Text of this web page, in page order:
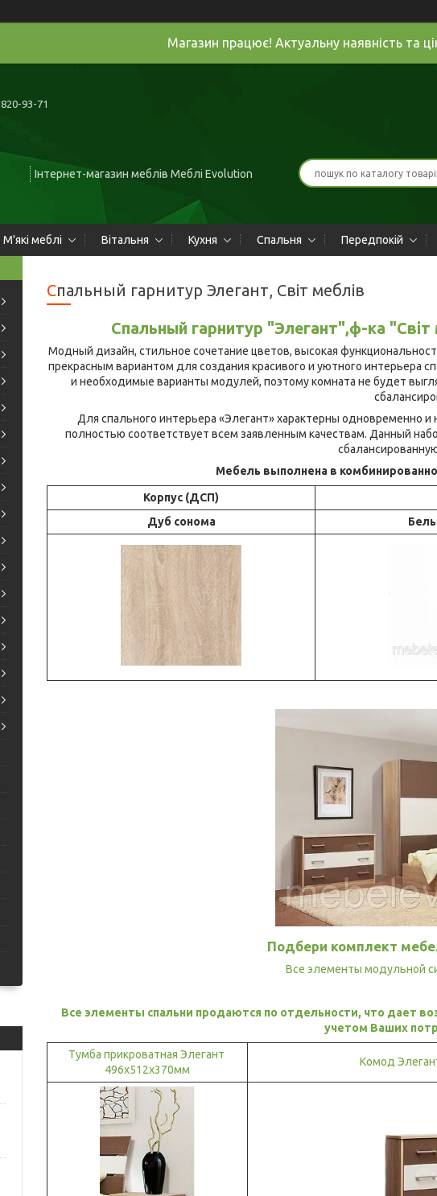
Магазин працює! Актуальну наявність та
820-93-71
Інтернет-магазин меблів Меблі Evolution
М'які меблі Вітальня Кухня Спальня Передпокій
Спальный гарнитур Элегант, Світ меблів
Спальный гарнитур "Элегант",ф-ка
Модный дизайн, стильное сочетание цветов, высокая
прекрасным вариантом для создания красивого и уютного интерьера
и необходимые варианты модулей, поэтому комната не будет
Для спального интерьера «Элегант» характерны одновременно и
полностью соответствует всем заявленным качествам. Данный
Мебель выполнена в
Корпус (ДСП)
Дуб сонома
Подбери комплект
Все элементы модульной
Все элементы спальни продаются по отдельности, что дает
учетом Ваших
Тумба прикроватная Элегант
496х512х370мм
Комод